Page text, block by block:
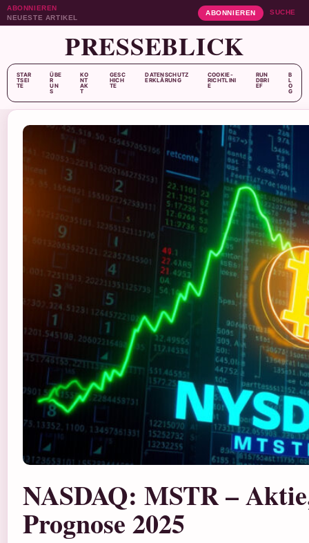
ABONNIEREN
NEUESTE ARTIKEL
ABONNIEREN SUCHE
PRESSEBLICK
STAR
TSEI
TE
ÜBE
R
UN
S
KO
NT
AK
T
GESC
HICH
TE
DATENSCHUTZ
ERKLÄRUNG
COOKIE-
RICHTLINI
E
RUN
DBRI
EF
B
L
O
G
NASDAQ: MSTR –
Prognose 2025